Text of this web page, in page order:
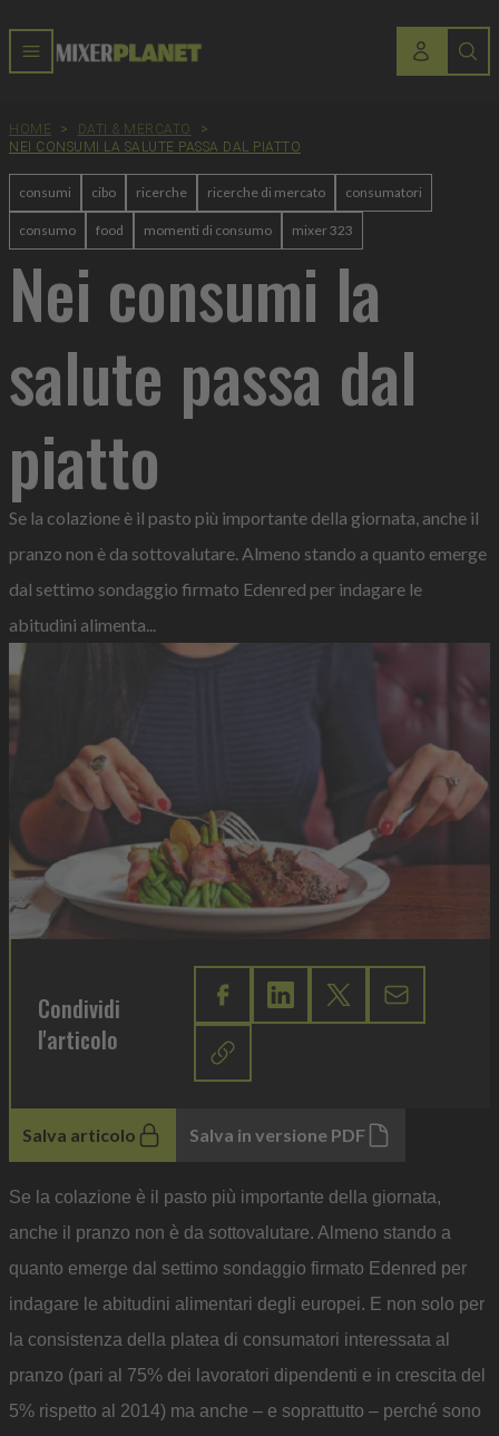
HOME > DATI & MERCATO
>
NEI CONSUMI LA SALUTE PASSA DAL PIATTO
consumi cibo ricerche ricerche di mercato consumatori
consumo food momenti di consumo mixer 323
Nei consumi la
salute passa dal
piatto
Se la colazione è il pasto più importante della giornata, anche il
pranzo non è da sottovalutare. Almeno stando a quanto emerge
dal settimo sondaggio firmato Edenred per indagare le
abitudini alimenta...
Condividi
l'articolo
Salva articolo Salva in versione PDF
Se la colazione è il pasto più importante della giornata,
anche il pranzo non è da sottovalutare. Almeno stando a
quanto emerge dal settimo sondaggio firmato Edenred per
indagare le abitudini alimentari degli europei. E non solo per
la consistenza della platea di consumatori interessata al
pranzo (pari al 75% dei lavoratori dipendenti e in crescita del
5% rispetto al 2014) ma anche – e soprattutto – perché sono